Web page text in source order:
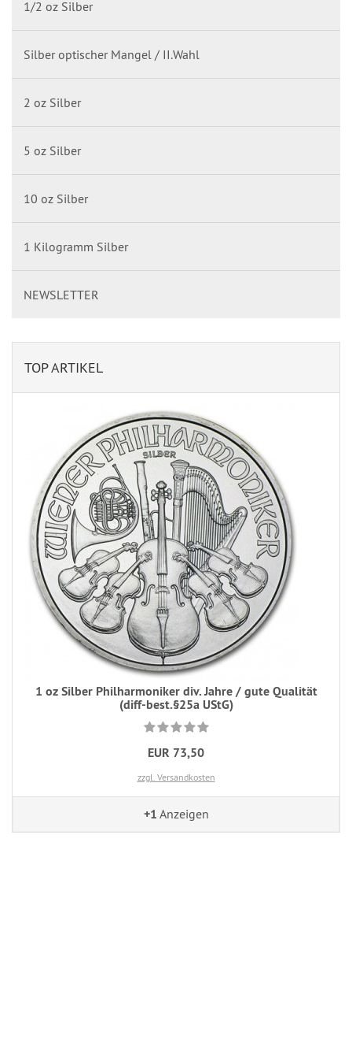
1/2 oz Silber
Silber optischer Mangel / II.Wahl
2 oz Silber
5 oz Silber
10 oz Silber
1 Kilogramm Silber
NEWSLETTER
TOP ARTIKEL
1 oz Silber Philharmoniker div. Jahre / gute Qualität
(diff-best.§25a UStG)
EUR 73,50
zzgl. Versandkosten
+1 Anzeigen